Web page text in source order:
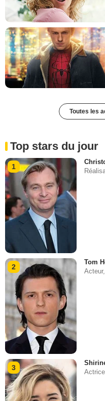
Toutes les
Top stars du jour
1
2
Tom
3
Actrice